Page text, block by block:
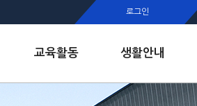
로그인
교육활동 생활안내